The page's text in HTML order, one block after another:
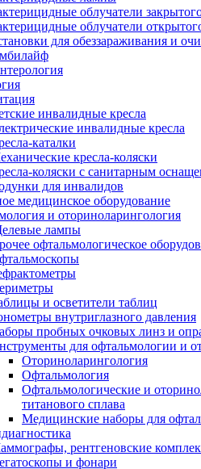
облучатели
облучатели
для обеззараживания и
инвалидные кресла
инвалидные кресла
каталки
кресла-коляски
коляски с санитарным
для инвалидов
медицинское оборудование
и оториноларингология
лампы
офтальмологическое
и осветители таблиц
внутриглазного давления
пробных очковых линз и
для офтальмологии и
Оториноларингология
Офтальмология
Офтальмологические и
титанового сплава
Медицинские наборы для
рентгеновские
и фонари